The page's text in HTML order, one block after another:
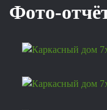
Фото-